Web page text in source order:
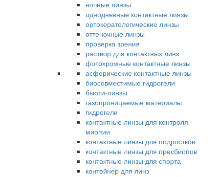
ночные линзы
однодневные контактные линзы
ортокератологические линзы
оттеночные линзы
проверка зрения
раствор для контактных линз
фотохромные контактные линзы
асферические контактные линзы
биосовместимые гидрогели
бьюти-линзы
газопроницаемые материалы
гидрогели
контактные линзы для контроля
миопии
контактные линзы для подростков
контактные линзы для пресбиопов
контактные линзы для спорта
контейнер для линз